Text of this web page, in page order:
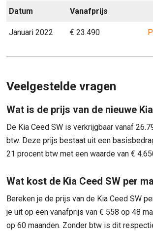
Datum Vanafprijs
Januari 2022 € 23.490
Veelgestelde vragen
Wat is de prijs van de nieuwe
De Kia Ceed SW is verkrijgbaar vanaf
btw. Deze prijs bestaat uit een
21 procent btw met een waarde van €
Wat kost de Kia Ceed SW per
Bereken je de prijs van de Kia Ceed SW
je uit op een vanafprijs van € 558 op 48
op 60 maanden. Zonder btw is dit